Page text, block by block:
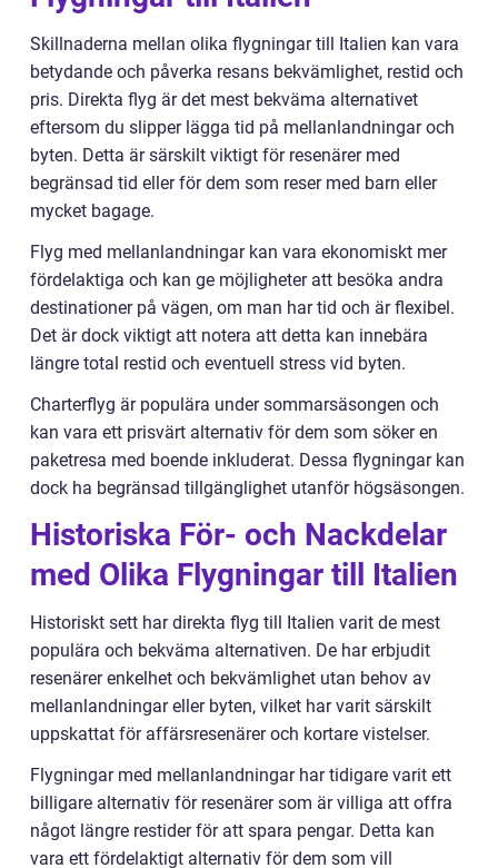
Skillnaderna mellan olika flygningar till Italien kan vara
betydande och påverka resans bekvämlighet, restid och
pris. Direkta flyg är det mest bekväma alternativet
eftersom du slipper lägga tid på mellanlandningar och
byten. Detta är särskilt viktigt för resenärer med
begränsad tid eller för dem som reser med barn eller
mycket bagage.
Flyg med mellanlandningar kan vara ekonomiskt mer
fördelaktiga och kan ge möjligheter att besöka andra
destinationer på vägen, om man har tid och är flexibel.
Det är dock viktigt att notera att detta kan innebära
längre total restid och eventuell stress vid byten.
Charterflyg är populära under sommarsäsongen och
kan vara ett prisvärt alternativ för dem som söker en
paketresa med boende inkluderat. Dessa flygningar kan
dock ha begränsad tillgänglighet utanför högsäsongen.
Historiska För- och Nackdelar
med Olika Flygningar till Italien
Historiskt sett har direkta flyg till Italien varit de mest
populära och bekväma alternativen. De har erbjudit
resenärer enkelhet och bekvämlighet utan behov av
mellanlandningar eller byten, vilket har varit särskilt
uppskattat för affärsresenärer och kortare vistelser.
Flygningar med mellanlandningar har tidigare varit ett
billigare alternativ för resenärer som är villiga att offra
något längre restider för att spara pengar. Detta kan
vara ett fördelaktigt alternativ för dem som vill